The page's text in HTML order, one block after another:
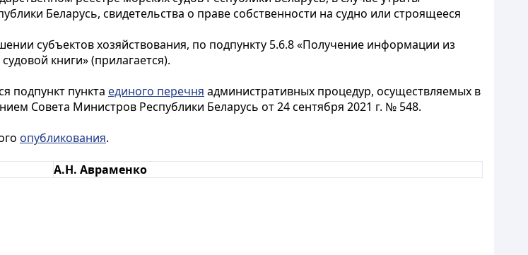
Беларусь, свидетельства о праве собственности на судно или строящееся
субъектов хозяйствования, по подпункту 5.6.8 «Получение информации из
книги» (прилагается).
подпункт пункта единого перечня административных процедур, осуществляемых в
Совета Министров Республики Беларусь от 24 сентября 2021 г. № 548.
опубликования.
А.Н. Авраменко